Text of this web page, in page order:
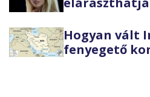
Hogyan vált
fenyegető